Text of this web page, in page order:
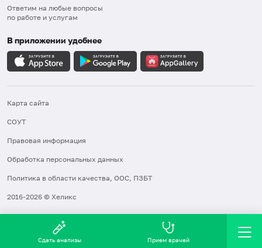
Ответим на любые вопросы
по работе и услугам
В приложении удобнее
Карта сайта
СОУТ
Правовая информация
Обработка персональных данных
Политика в области качества, ООС, ПЗБТ
2016-2026 © Хеликс
Сдать анализы Прием врачей